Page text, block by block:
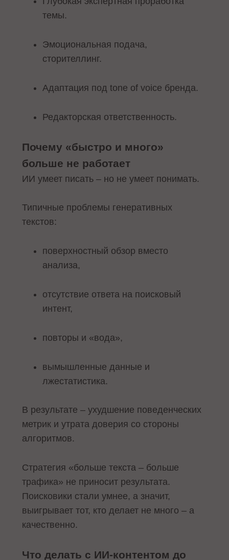
темы.
Эмоциональная подача,
сторителлинг.
Адаптация под tone of voice бренда.
Редакторская ответственность.
Почему «быстро и много»
больше не работает
ИИ умеет писать – но не умеет понимать.
Типичные проблемы генеративных
текстов:
поверхностный обзор вместо
анализа,
отсутствие ответа на поисковый
интент,
повторы и «вода»,
вымышленные данные и
лжестатистика.
В результате – ухудшение поведенческих
метрик и утрата доверия со стороны
алгоритмов.
Стратегия «больше текста – больше
трафика» не приносит результата.
Поисковики стали умнее, а значит,
выигрывает тот, кто делает не много – а
качественно.
Что делать с ИИ-контентом до